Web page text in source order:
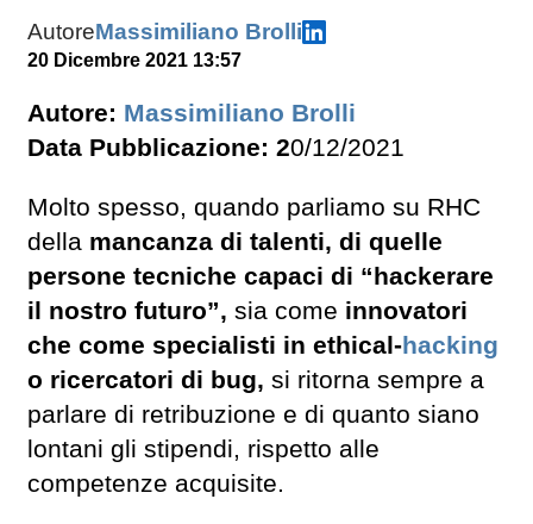
AutoreMassimiliano Brolli
20 Dicembre 2021 13:57
Autore: Massimiliano Brolli
Data Pubblicazione: 20/12/2021
Molto spesso, quando parliamo su RHC
della mancanza di talenti, di quelle
persone tecniche capaci di “hackerare
il nostro futuro”, sia come innovatori
che come specialisti in ethical-hacking
o ricercatori di bug, si ritorna sempre a
parlare di retribuzione e di quanto siano
lontani gli stipendi, rispetto alle
competenze acquisite.